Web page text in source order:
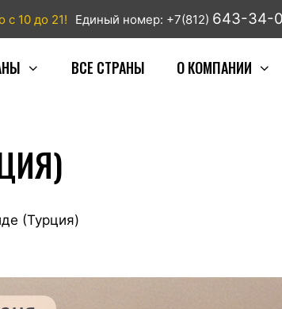
10 до 21! Единый номер: +7(812) 643-34-
ВСЕ СТРАНЫ О КОМПАНИИ
(Турция)